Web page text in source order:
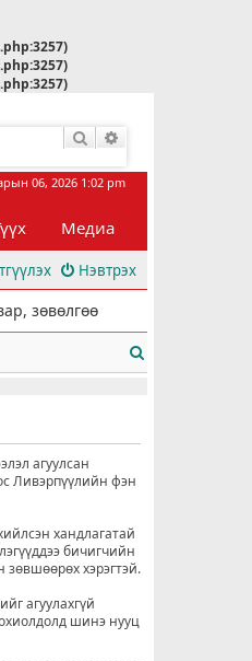
Хайлт
06, 2026 1:02 pm
Медиа
Нэвтрэх
зөвөлгөө
агуулсан
Ливэрпүүлийн фэн
хандлагатай
бичигчийн
зөвшөөрөх хэрэгтэй.
агуулахгүй
шинэ нууц